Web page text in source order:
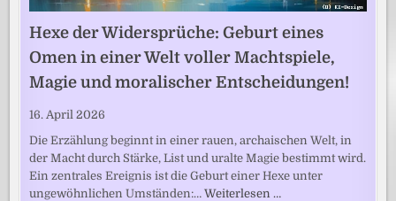
Hexe der Widersprüche: Geburt eines
Omen in einer Welt voller Machtspiele,
Magie und moralischer Entscheidungen!
16. April 2026
Die Erzählung beginnt in einer rauen, archaischen Welt, in
der Macht durch Stärke, List und uralte Magie bestimmt wird.
Ein zentrales Ereignis ist die Geburt einer Hexe unter
ungewöhnlichen Umständen:…Weiterlesen …